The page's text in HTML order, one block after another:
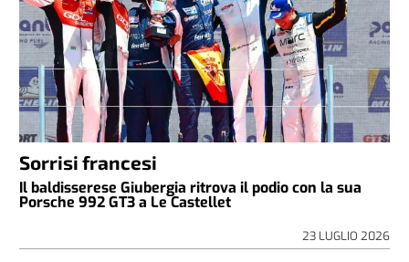
Sorrisi francesi
Il baldisserese Giubergia ritrova il podio con la sua
Porsche 992 GT3 a Le Castellet
23 LUGLIO 2026